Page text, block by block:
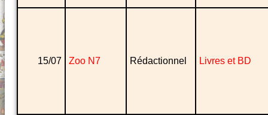
15/07 Zoo N7 Rédactionnel Livres et BD